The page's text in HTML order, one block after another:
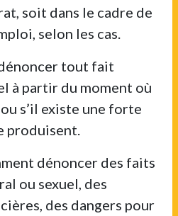
soit dans le cadre de
selon les cas.
tout fait
à partir du moment où
s’il existe une forte
produisent.
dénoncer des faits
ou sexuel, des
des dangers pour